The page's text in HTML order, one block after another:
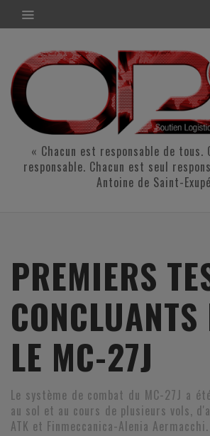
« Chacun est responsable de tous.
responsable. Chacun est seul
Antoine de Saint-
PREMIERS
LE MC-27J
Le système de combat du MC-27J a
au sol et au cours de plusieurs vols,
ATK et Finmeccanica-Alenia Aermacchi.